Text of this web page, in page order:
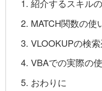
紹介するスキル
MATCH関数の使
VLOOKUPの検
VBAでの実際の
おわりに